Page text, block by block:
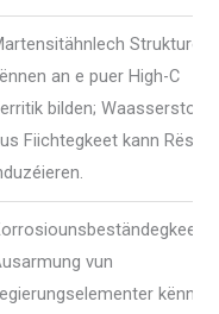
Strukture
an e puer High-C
bilden; Waasserstoff
Fiichtegkeet kann Rëss
vun
kënnen